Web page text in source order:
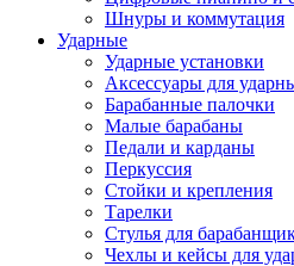
Шнуры и коммутация
Ударные
Ударные установки
Аксессуары для
Барабанные палочки
Малые барабаны
Педали и карданы
Перкуссия
Стойки и крепления
Тарелки
Стулья для
Чехлы и кейсы для